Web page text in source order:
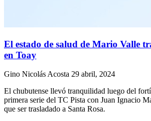
El estado de salud de Mario Valle
en Toay
Gino Nicolás Acosta 29 abril, 2024
El chubutense llevó tranquilidad luego del
primera serie del TC Pista con Juan Ignacio
que ser trasladado a Santa Rosa.